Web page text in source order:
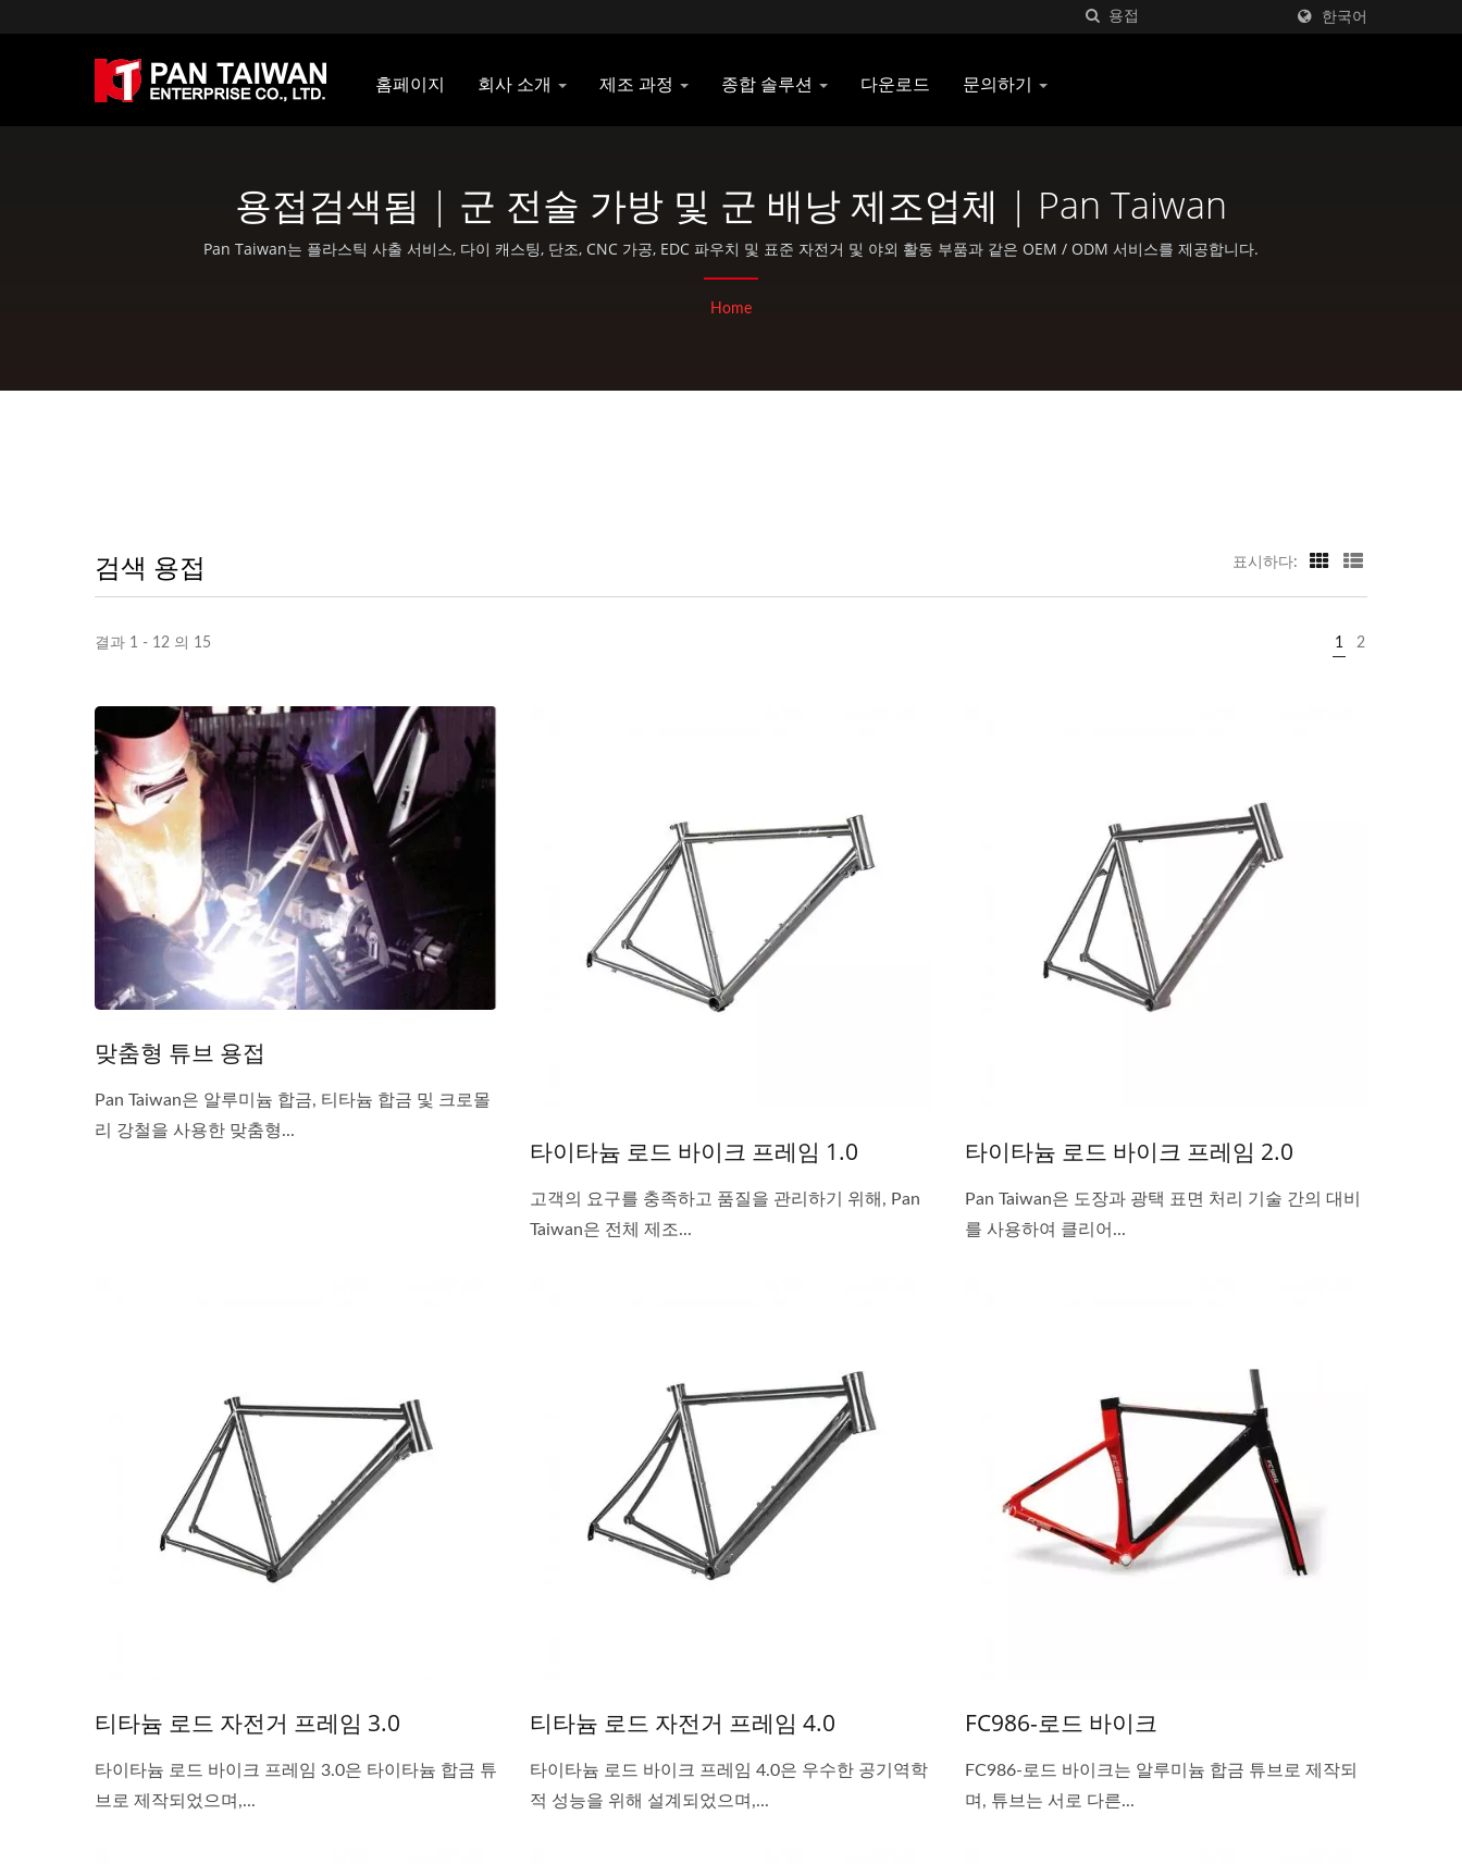
한국어
홈페이지 회사 소개 제조 과정 종합 솔루션 다운로드 문의하기
용접검색됨 | 군 전술 가방 및 군 배낭 제조업체 | Pan Taiwan
Pan Taiwan는 플라스틱 사출 서비스, 다이 캐스팅, 단조, CNC 가공, EDC 파우치 및 표준 자전거 및 야외 활동 부품과 같은 OEM / ODM 서비스를 제공합니다.
Home
검색 용접 표시하다:
결과 1 - 12 의 15 1 2
맞춤형 튜브 용접
Pan Taiwan은 알루미늄 합금, 티타늄 합금 및 크로몰
리 강철을 사용한 맞춤형...
타이타늄 로드 바이크 프레임 1.0
고객의 요구를 충족하고 품질을 관리하기 위해, Pan
Taiwan은 전체 제조...
타이타늄 로드 바이크 프레임 2.0
Pan Taiwan은 도장과 광택 표면 처리 기술 간의 대비
를 사용하여 클리어...
티타늄 로드 자전거 프레임 3.0
타이타늄 로드 바이크 프레임 3.0은 타이타늄 합금 튜
브로 제작되었으며,...
티타늄 로드 자전거 프레임 4.0
타이타늄 로드 바이크 프레임 4.0은 우수한 공기역학
적 성능을 위해 설계되었으며,...
FC986-로드 바이크
FC986-로드 바이크는 알루미늄 합금 튜브로 제작되
며, 튜브는 서로 다른...